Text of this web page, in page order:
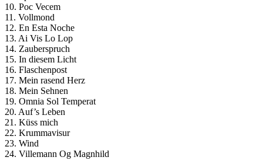
10. Poc Vecem
11. Vollmond
12. En Esta Noche
13. Ai Vis Lo Lop
14. Zauberspruch
15. In diesem Licht
16. Flaschenpost
17. Mein rasend Herz
18. Mein Sehnen
19. Omnia Sol Temperat
20. Auf’s Leben
21. Küss mich
22. Krummavisur
23. Wind
24. Villemann Og Magnhild